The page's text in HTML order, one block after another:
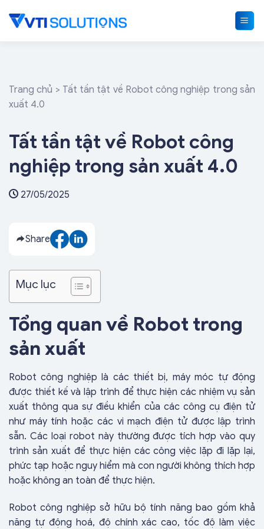
Trang chủ > Tất tần tật về Robot công nghiệp trong sản
xuất 4.0
Tất tần tật về Robot công
nghiệp trong sản xuất 4.0
27/05/2025
Share
Mục lục
Tổng quan về Robot trong
sản xuất
Robot công nghiệp là các thiết bị, máy móc tự động
được thiết kế và lập trình để thực hiện các nhiệm vụ sản
xuất thông qua sự điều khiển của các công cụ điện tử
như máy tính hoặc các vi mạch điện tử được lập trình
sẵn. Các loại robot này thường được tích hợp vào quy
trình sản xuất để thực hiện các công việc lặp đi lặp lại,
phức tạp hoặc nguy hiểm mà con người không thích hợp
hoặc không an toàn để thực hiện.
Robot công nghiệp sở hữu bộ tính năng bao gồm khả
năng tự động hoá, độ chính xác cao, tốc độ làm việc